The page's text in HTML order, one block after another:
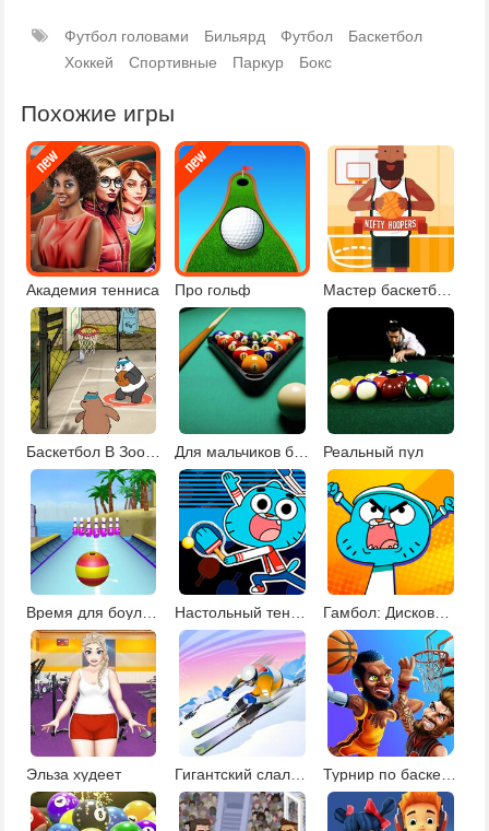
Футбол головами Бильярд Футбол
Баскетбол
Хоккей
Спортивные Паркур Бокс
Похожие игры
Академия тенниса Про гольф Мастер баскетбольных бросков
Баскетбол В Зоопарке Для мальчиков бильярд Реальный пул
Время для боулинга Настольный теннис: картун нетворк Гамбол: Дисковая дуэль
Эльза худеет Гигантский слалом Турнир по баскетболу